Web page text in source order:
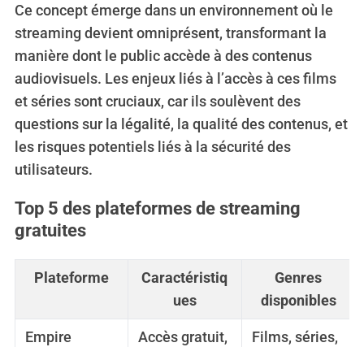
Ce concept émerge dans un environnement où le
streaming devient omniprésent, transformant la
manière dont le public accède à des contenus
audiovisuels. Les enjeux liés à l’accès à ces films
et séries sont cruciaux, car ils soulèvent des
questions sur la légalité, la qualité des contenus, et
les risques potentiels liés à la sécurité des
utilisateurs.
Top 5 des plateformes de streaming
gratuites
Plateforme
Caractéristiq
ues
Genres
disponibles
Empire
Accès gratuit,
Films, séries,